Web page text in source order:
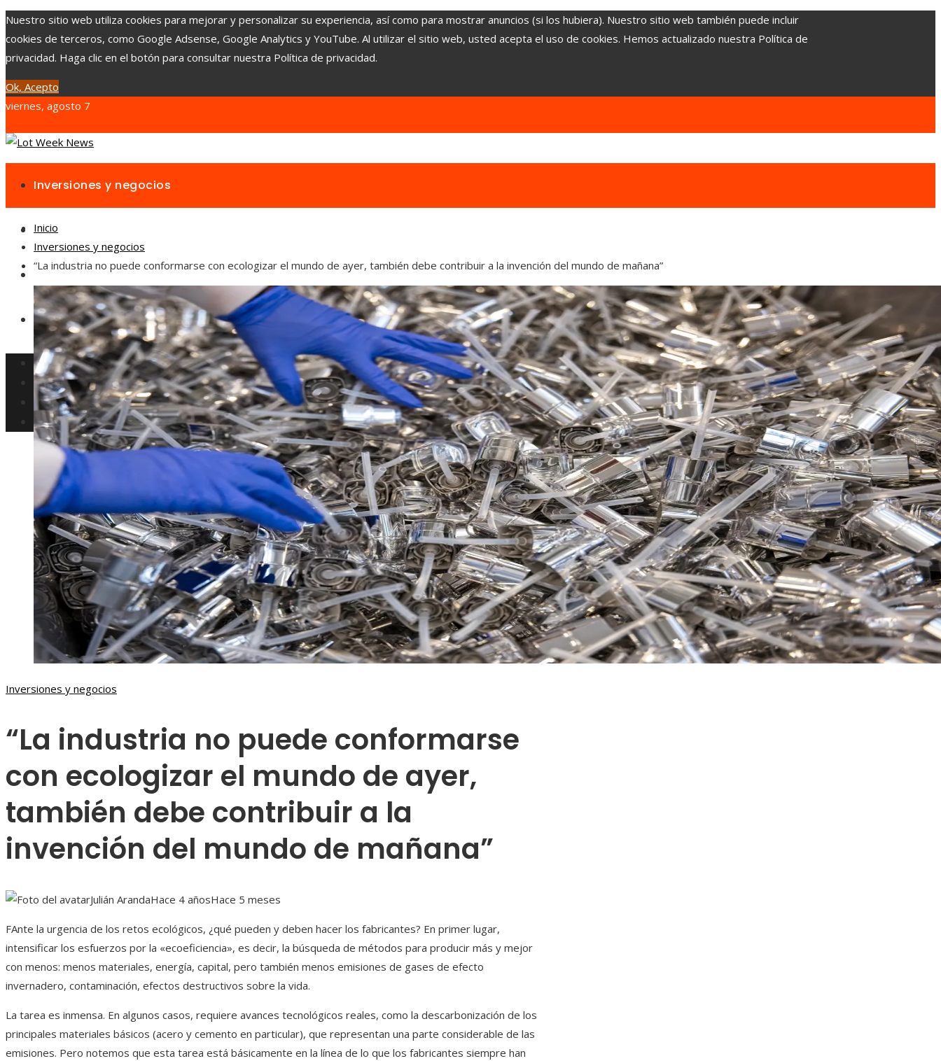
Nuestro sitio web utiliza cookies para mejorar y personalizar su experiencia, así como para mostrar anuncios (si los hubiera). Nuestro sitio web también puede incluir
cookies de terceros, como Google Adsense, Google Analytics y YouTube. Al utilizar el sitio web, usted acepta el uso de cookies. Hemos actualizado nuestra Política de
privacidad. Haga clic en el botón para consultar nuestra Política de privacidad.
Ok, Acepto
viernes, agosto 7
Inversiones y negocios
Responsabilidad social
Cultura y ocio
Ciencia y tecnología
Inversiones y negocios
Responsabilidad social
Cultura y ocio
Ciencia y tecnología
Inicio
Inversiones y negocios
“La industria no puede conformarse con ecologizar el mundo de ayer, también debe contribuir a la invención del mundo de mañana”
Inversiones y negocios
“La industria no puede conformarse
con ecologizar el mundo de ayer,
también debe contribuir a la
invención del mundo de mañana”
Julián ArandaHace 4 añosHace 5 meses
FAnte la urgencia de los retos ecológicos, ¿qué pueden y deben hacer los fabricantes? En primer lugar,
intensificar los esfuerzos por la «ecoeficiencia», es decir, la búsqueda de métodos para producir más y mejor
con menos: menos materiales, energía, capital, pero también menos emisiones de gases de efecto
invernadero, contaminación, efectos destructivos sobre la vida.
La tarea es inmensa. En algunos casos, requiere avances tecnológicos reales, como la descarbonización de los
principales materiales básicos (acero y cemento en particular), que representan una parte considerable de las
emisiones. Pero notemos que esta tarea está básicamente en la línea de lo que los fabricantes siempre han